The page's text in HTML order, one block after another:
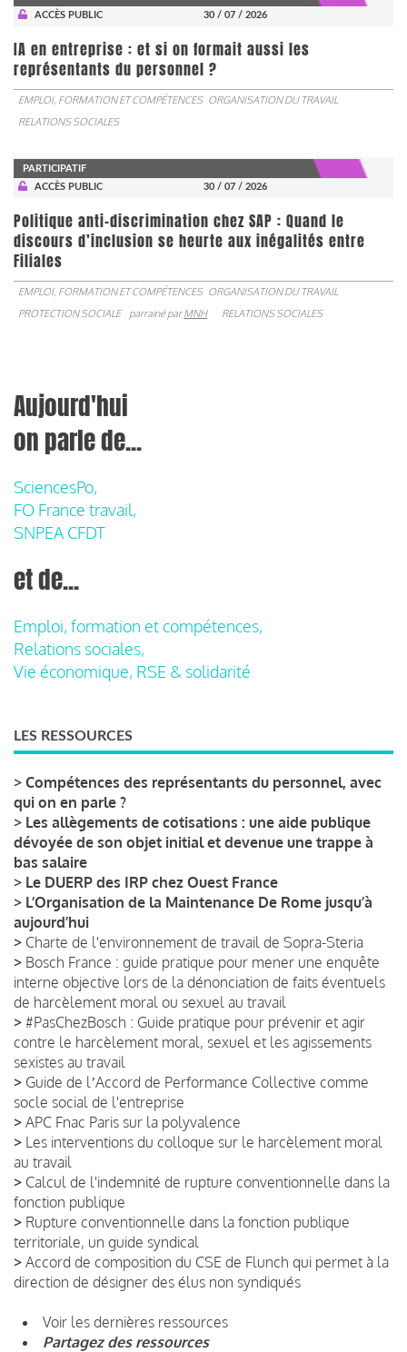
ACCÈS PUBLIC
30 / 07 / 2026
IA en entreprise : et si on formait aussi les
représentants du personnel ?
EMPLOI, FORMATION ET COMPÉTENCES ORGANISATION DU TRAVAIL
RELATIONS SOCIALES
PARTICIPATIF
ACCÈS PUBLIC
30 / 07 / 2026
Politique anti-discrimination chez SAP : Quand le
discours d’inclusion se heurte aux inégalités entre
Filiales
EMPLOI, FORMATION ET COMPÉTENCES ORGANISATION DU TRAVAIL
PROTECTION SOCIALE
parrainé parMNH RELATIONS SOCIALES
Aujourd'hui
on parle de...
SciencesPo,
FO France travail,
SNPEA CFDT
et de...
Emploi, formation et compétences,
Relations sociales,
Vie économique, RSE & solidarité
LES RESSOURCES
> Compétences des représentants du personnel, avec
qui on en parle ?
> Les allègements de cotisations : une aide publique
dévoyée de son objet initial et devenue une trappe à
bas salaire
> Le DUERP des IRP chez Ouest France
> L’Organisation de la Maintenance De Rome jusqu’à
aujourd’hui
> Charte de l'environnement de travail de Sopra-Steria
> Bosch France : guide pratique pour mener une enquête
interne objective lors de la dénonciation de faits éventuels
de harcèlement moral ou sexuel au travail
> #PasChezBosch : Guide pratique pour prévenir et agir
contre le harcèlement moral, sexuel et les agissements
sexistes au travail
> Guide de lʼAccord de Performance Collective comme
socle social de l'entreprise
> APC Fnac Paris sur la polyvalence
> Les interventions du colloque sur le harcèlement moral
au travail
> Calcul de l'indemnité de rupture conventionnelle dans la
fonction publique
> Rupture conventionnelle dans la fonction publique
territoriale, un guide syndical
> Accord de composition du CSE de Flunch qui permet à la
direction de désigner des élus non syndiqués
Voir les dernières ressources
Partagez des ressources